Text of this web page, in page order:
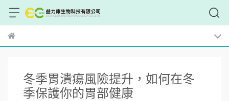
冬季胃潰瘍風險提升，如何在冬
季保護你的胃部健康